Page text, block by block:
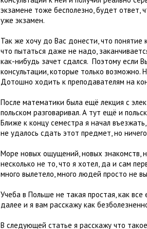
экзамене тоже бесполезно, будет ответ,
уже экзамен.
Так же хочу до Вас донести, что понятие
что пытаться даже не надо,
как-нибудь зачет сдался. Поэтому если
консультации, которые только возможно.
Дотошно ходить к преподавателям на
После математики была ещё лекция с
польском разговаривал. А тут ещё и
Ближе к концу семестра я начал
не удалось сдать этот предмет, но
Море новых ощущений, новых знакомств,
несколько не то, что я хотел, да и сам
много вылетело, много людей просто не
Учеба в Польше не такая простая, как
далее и я вам расскажу как
В следующей статье я расскажу что